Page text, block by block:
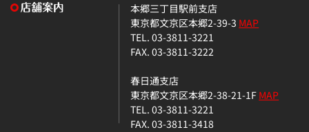
本郷三丁目駅前支店
東京都文京区本郷2-39-3 MAP
TEL. 03-3811-3221
FAX. 03-3811-3222
春日通支店
東京都文京区本郷2-38-21-1FMAP
TEL. 03-3811-3221
FAX. 03-3811-3418